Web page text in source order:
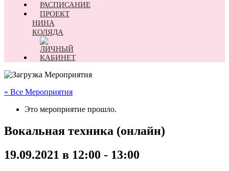
РАСПИСАНИЕ
ПРОЕКТ
НИНА
КОЛЯДА
« Все Мероприятия
Это мероприятие прошло.
Вокальная техника (онлайн)
19.09.2021 в 12:00 - 13:00